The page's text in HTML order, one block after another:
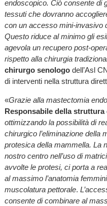
endoscopico. Ciò consente di
tessuti che dovranno
con un accesso mini-invasivo
Questo riduce al minimo gli
agevola un recupero post-
rispetto alla chirurgia
chirurgo senologodell’Asl
di interventi nella struttura
«Grazie alla mastectomia
Responsabile della
ottimizzando la possibilità di
chirurgico l’eliminazione della
protesica della mammella. La
nostro centro nell’uso di
avvolte le protesi, ci porta a
al massimo l’anatomia
muscolatura pettorale.
consente di combinare al